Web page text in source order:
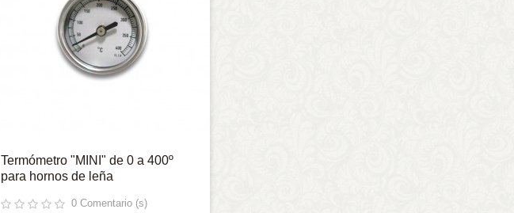
Termómetro "MINI" de 0 a 400º
para hornos de leña
0Comentario (s)